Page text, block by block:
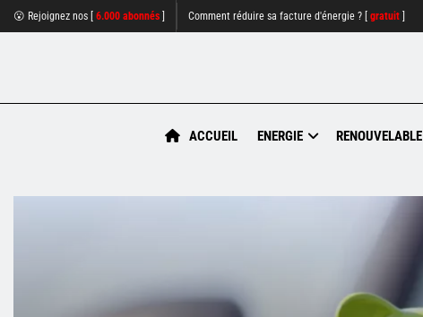
😮 Rejoignez nos [ 6.000 abonnés Comment réduire sa facture d'énergie ? [ gratuit
ACCUEIL ENERGIE RENOUVELABLE